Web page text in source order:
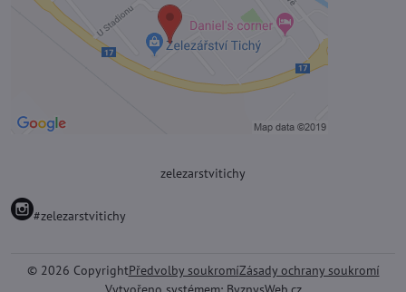
zelezarstvitichy
#zelezarstvitichy
© 2026 CopyrightPředvolby soukromíZásady ochrany soukromí